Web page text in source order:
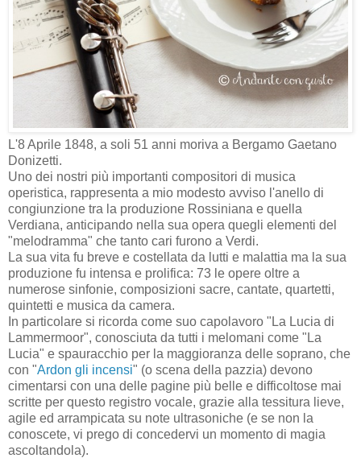
L'8 Aprile 1848, a soli 51 anni moriva a Bergamo Gaetano
Donizetti.
Uno dei nostri più importanti compositori di musica
operistica, rappresenta a mio modesto avviso l'anello di
congiunzione tra la produzione Rossiniana e quella
Verdiana, anticipando nella sua opera quegli elementi del
"melodramma" che tanto cari furono a Verdi.
La sua vita fu breve e costellata da lutti e malattia ma la sua
produzione fu intensa e prolifica: 73 le opere oltre a
numerose sinfonie, composizioni sacre, cantate, quartetti,
quintetti e musica da camera.
In particolare si ricorda come suo capolavoro "La Lucia di
Lammermoor", conosciuta da tutti i melomani come "La
Lucia" e spauracchio per la maggioranza delle soprano, che
con "Ardon gli incensi" (o scena della pazzia) devono
cimentarsi con una delle pagine più belle e difficoltose mai
scritte per questo registro vocale, grazie alla tessitura lieve,
agile ed arrampicata su note ultrasoniche (e se non la
conoscete, vi prego di concedervi un momento di magia
ascoltandola).